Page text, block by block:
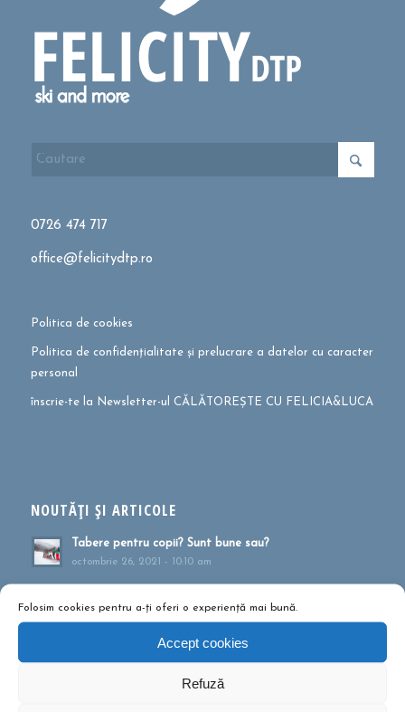
Folosim cookies pentru a-ți oferi o experiență mai bună.
Accept cookies
Refuză
0726 474 717
office@felicitydtp.ro
Politica de cookies
Politica de confidențialitate și prelucrare a datelor cu caracter
personal
înscrie-te la Newsletter-ul CĂLĂTOREȘTE CU FELICIA&LUCA
NOUTĂȚI ȘI ARTICOLE
Tabere pentru copii? Sunt bune sau?
octombrie 26, 2021 - 10:10 am
mai 27, 2021 - 1:41 pm
Muntele ca formă de terapie
Drumeții montane pentru familii!